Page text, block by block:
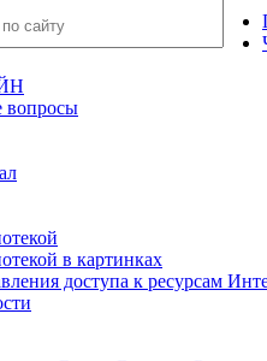
вопросы
в картинках
доступа к ресурсам